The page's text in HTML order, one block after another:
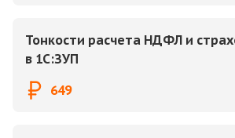
Тонкости расчета НДФЛ и
в 1С:ЗУП
649